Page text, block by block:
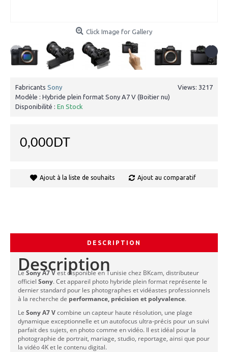
Click Image for Gallery
Views: 3217
Fabricants Sony
Modèle : Hybride plein format Sony A7 V (Boitier nu)
Disponibilité : En Stock
0,000DT
Ajout à la liste de souhaits Ajout au comparatif
DESCRIPTION
Description
LeSony A7 Vest disponible en Tunisie chez BKcam, distributeur
officiel Sony. Cet appareil photo hybride plein format représente le
dernier standard pour les photographes et vidéastes professionnels
à la recherche de performance, précision et polyvalence.
Le Sony A7 Vcombine un capteur haute résolution, une plage
dynamique exceptionnelle et un autofocus ultra-précis pour un suivi
parfait des sujets, en photo comme en vidéo. Il est idéal pour la
photographie de portrait, mariage, studio, reportage, ainsi que pour
la vidéo 4K et le contenu digital.